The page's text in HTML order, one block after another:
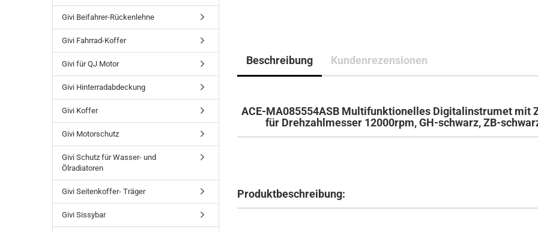
Beschreibung Kundenrezensionen
ACE-MA085554ASB Multifunktionelles Digitalinstrumet mit
für Drehzahlmesser 12000rpm, GH-schwarz, ZB-
Produktbeschreibung:
Givi Beifahrer-Rückenlehne
Givi Fahrrad-Koffer
Givi für QJ Motor
Givi Hinterradabdeckung
Givi Koffer
Givi Motorschutz
Givi Schutz für Wasser- und
Ölradiatoren
Givi Seitenkoffer- Träger
Givi Sissybar